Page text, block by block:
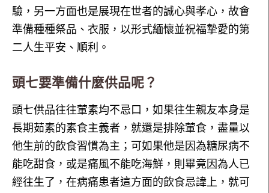
驗，另一方面也是展現在世者的誠心與孝心，故會
準備種種祭品、衣服，以形式緬懷並祝福摯愛的第
二人生平安、順利。
頭七要準備什麼供品呢？
頭七供品往往葷素均不忌口，如果往生親友本身是
長期茹素的素食主義者，就還是排除葷食，盡量以
他生前的飲食習慣為主；可如果他是因為糖尿病不
能吃甜食，或是痛風不能吃海鮮，則畢竟因為人已
經往生了，在病痛患者這方面的飲食忌諱上，就可